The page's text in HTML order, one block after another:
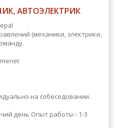
АВТОЭЛЕКТРИК
(механики, электрики,
на собеседовании.
день Опыт работы - 1-3